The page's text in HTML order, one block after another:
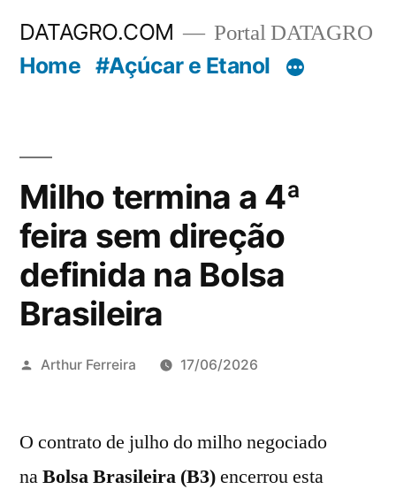
DATAGRO.COM Portal DATAGRO
Home #Açúcar e Etanol
Milho termina a 4ª
feira sem direção
definida na Bolsa
Brasileira
Publicado
Arthur Ferreira 17/06/2026
O contrato de julho do milho negociado
naBolsa Brasileira (B3)encerrou esta